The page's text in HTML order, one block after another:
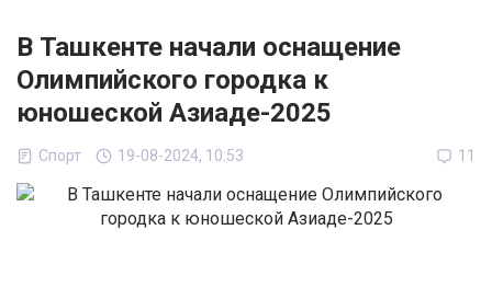
В Ташкенте начали оснащение
Олимпийского городка к
юношеской Азиаде-2025
Спорт 19-08-2024, 10:53 11